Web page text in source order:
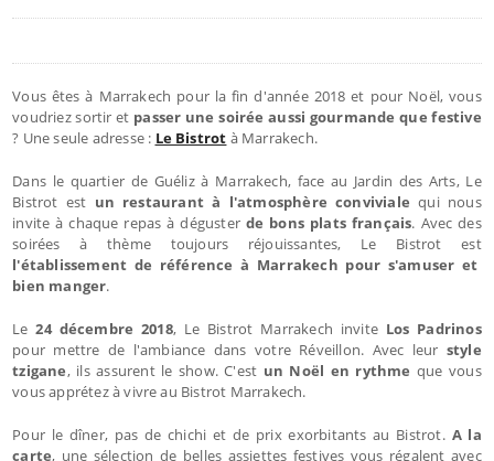
Vous êtes à Marrakech pour la fin d'année 2018 et pour Noël, vous
voudriez sortir et passer une soirée aussi gourmande que festive
? Une seule adresse : Le Bistrot à Marrakech.
Dans le quartier de Guéliz à Marrakech, face au Jardin des Arts, Le
Bistrot est un restaurant à l'atmosphère conviviale qui nous
invite à chaque repas à déguster de bons plats français. Avec des
soirées à thème toujours réjouissantes, Le Bistrot est
l'établissement de référence à Marrakech pour s'amuser et
bien manger.
Le24 décembre 2018, Le Bistrot Marrakech invite Los Padrinos
pour mettre de l'ambiance dans votre Réveillon. Avec leur style
tzigane, ils assurent le show. C'est un Noël en rythme que vous
vous apprétez à vivre au Bistrot Marrakech.
Pour le dîner, pas de chichi et de prix exorbitants au Bistrot. A la
carte, une sélection de belles assiettes festives vous régalent avec